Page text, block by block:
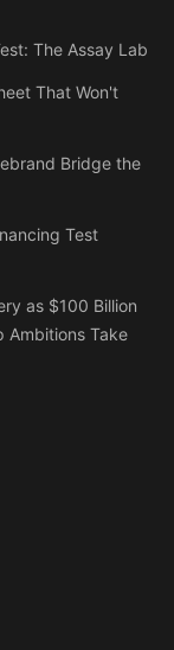
The Assay Lab
That Won't
Bridge the
Test
as $100 Billion
Ambitions Take